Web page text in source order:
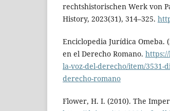
rechtshistorischen Werk von
History, 2023(31), 314–325.
Enciclopedia Jurídica Omeba.
en el Derecho Romano.
la-voz-del-derecho/item/3531-
derecho-romano
Flower, H. I. (2010). The